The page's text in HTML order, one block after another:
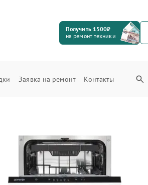
Получить 1500₽
на ремонт техники
Заявка на ремонт Контакты